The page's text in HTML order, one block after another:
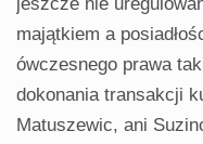
jeszcze nie
majątkiem a
ówczesnego prawa
dokonania transakcji
Matuszewic, ani